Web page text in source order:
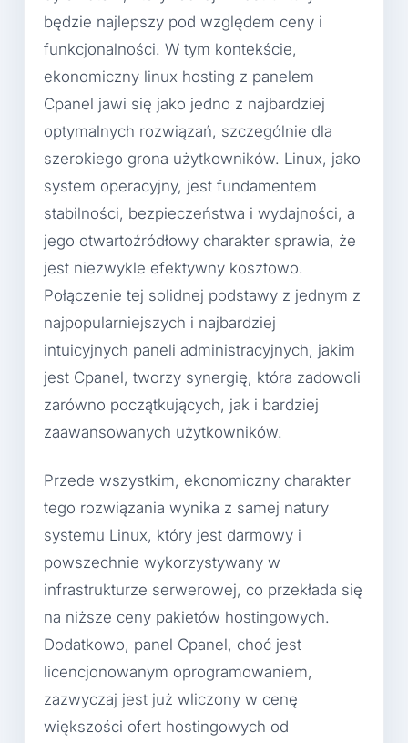
będzie najlepszy pod względem ceny i
funkcjonalności. W tym kontekście,
ekonomiczny linux hosting z panelem
Cpanel jawi się jako jedno z najbardziej
optymalnych rozwiązań, szczególnie dla
szerokiego grona użytkowników. Linux, jako
system operacyjny, jest fundamentem
stabilności, bezpieczeństwa i wydajności, a
jego otwartoźródłowy charakter sprawia, że
jest niezwykle efektywny kosztowo.
Połączenie tej solidnej podstawy z jednym z
najpopularniejszych i najbardziej
intuicyjnych paneli administracyjnych, jakim
jest Cpanel, tworzy synergię, która zadowoli
zarówno początkujących, jak i bardziej
zaawansowanych użytkowników.
Przede wszystkim, ekonomiczny charakter
tego rozwiązania wynika z samej natury
systemu Linux, który jest darmowy i
powszechnie wykorzystywany w
infrastrukturze serwerowej, co przekłada się
na niższe ceny pakietów hostingowych.
Dodatkowo, panel Cpanel, choć jest
licencjonowanym oprogramowaniem,
zazwyczaj jest już wliczony w cenę
większości ofert hostingowych od